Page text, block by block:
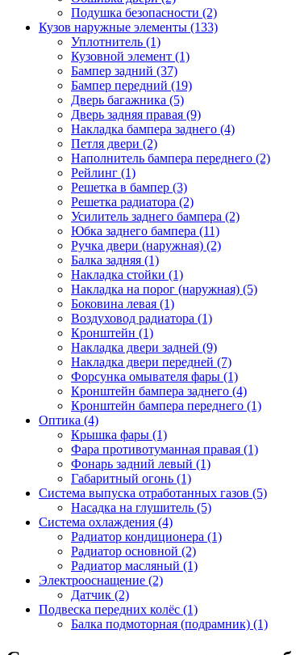
Подушка безопасности (2)
Кузов наружные элементы (133)
Уплотнитель (1)
Кузовной элемент (1)
Бампер задний (37)
Бампер передний (19)
Дверь багажника (5)
Дверь задняя правая (9)
Накладка бампера заднего (4)
Петля двери (2)
Наполнитель бампера переднего (2)
Рейлинг (1)
Решетка в бампер (3)
Решетка радиатора (2)
Усилитель заднего бампера (2)
Юбка заднего бампера (11)
Ручка двери (наружная) (2)
Балка задняя (1)
Накладка стойки (1)
Накладка на порог (наружная) (5)
Боковина левая (1)
Воздуховод радиатора (1)
Кронштейн (1)
Накладка двери задней (9)
Накладка двери передней (7)
Форсунка омывателя фары (1)
Кронштейн бампера заднего (4)
Кронштейн бампера переднего (1)
Оптика (4)
Крышка фары (1)
Фара противотуманная правая (1)
Фонарь задний левый (1)
Габаритный огонь (1)
Система выпуска отработанных газов (5)
Насадка на глушитель (5)
Система охлаждения (4)
Радиатор кондиционера (1)
Радиатор основной (2)
Радиатор масляный (1)
Электрооснащение (2)
Датчик (2)
Подвеска передних колёс (1)
Балка подмоторная (подрамник) (1)